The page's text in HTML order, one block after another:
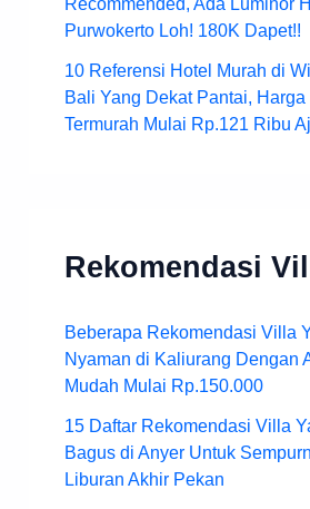
Recommended, Ada Luminor
Purwokerto Loh! 180K Dapet!!
10 Referensi Hotel Murah di
Bali Yang Dekat Pantai, Harga
Termurah Mulai Rp.121 Ribu
Rekomendasi
Beberapa Rekomendasi Villa
Nyaman di Kaliurang Dengan
Mudah Mulai Rp.150.000
15 Daftar Rekomendasi Villa
Bagus di Anyer Untuk
Liburan Akhir Pekan